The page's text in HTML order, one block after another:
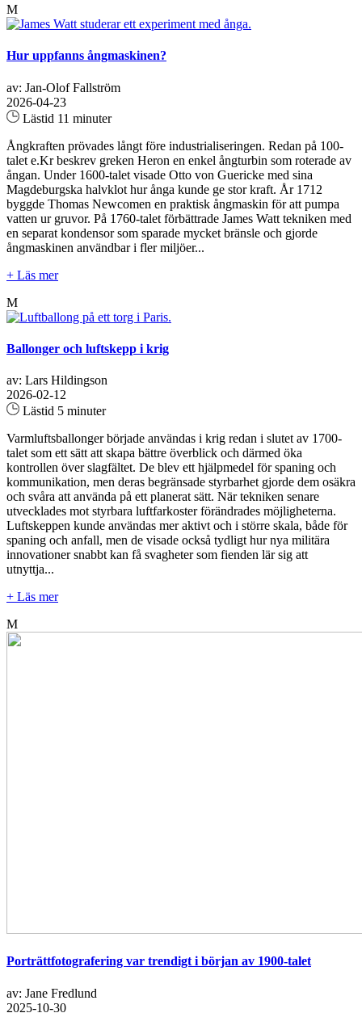
M
Hur uppfanns ångmaskinen?
av: Jan-Olof Fallström
2026-04-23
Lästid 11 minuter
Ångkraften prövades långt före industrialiseringen. Redan på 100-
talet e.Kr beskrev greken Heron en enkel ångturbin som roterade av
ångan. Under 1600-talet visade Otto von Guericke med sina
Magdeburgska halvklot hur ånga kunde ge stor kraft. År 1712
byggde Thomas Newcomen en praktisk ångmaskin för att pumpa
vatten ur gruvor. På 1760-talet förbättrade James Watt tekniken med
en separat kondensor som sparade mycket bränsle och gjorde
ångmaskinen användbar i fler miljöer...
+ Läs mer
M
Ballonger och luftskepp i krig
av: Lars Hildingson
2026-02-12
Lästid 5 minuter
Varmluftsballonger började användas i krig redan i slutet av 1700-
talet som ett sätt att skapa bättre överblick och därmed öka
kontrollen över slagfältet. De blev ett hjälpmedel för spaning och
kommunikation, men deras begränsade styrbarhet gjorde dem osäkra
och svåra att använda på ett planerat sätt. När tekniken senare
utvecklades mot styrbara luftfarkoster förändrades möjligheterna.
Luftskeppen kunde användas mer aktivt och i större skala, både för
spaning och anfall, men de visade också tydligt hur nya militära
innovationer snabbt kan få svagheter som fienden lär sig att
utnyttja...
+ Läs mer
M
Porträttfotografering var trendigt i början av 1900-talet
av: Jane Fredlund
2025-10-30